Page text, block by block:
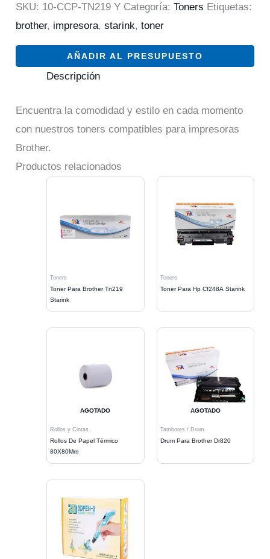
SKU: 10-CCP-TN219 Y Categoría:Toners Etiquetas:
brother, impresora,starink,toner
AÑADIR AL PRESUPUESTO
Descripción
Encuentra la comodidad y estilo en cada momento
con nuestros toners compatibles para impresoras
Brother.
Productos relacionados
Toners
Toner Para Brother Tn219
Starink
Toners
Toner Para Hp Cf248A Starink
AGOTADO
Rollos y Cintas
Rollos De Papel Térmico
80X80Mm
AGOTADO
Tambores / Drum
Drum Para Brother Dr820